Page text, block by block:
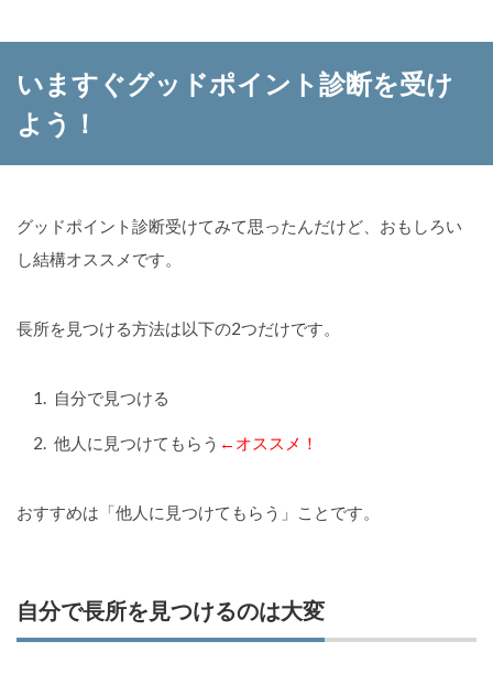
いますぐグッドポイント診断を受け
よう！
グッドポイント診断受けてみて思ったんだけど、おもしろい
し結構オススメです。
長所を見つける方法は以下の2つだけです。
自分で見つける
他人に見つけてもらう ←オススメ！
おすすめは「他人に見つけてもらう」ことです。
自分で長所を見つけるのは大変